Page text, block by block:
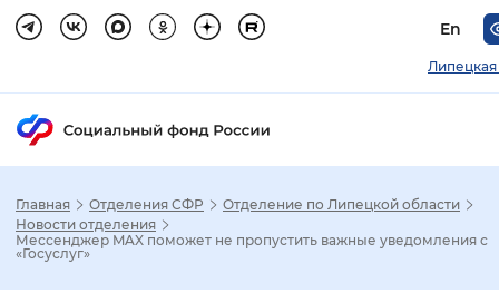
En
Липецкая
Главная Отделения СФР
Отделение по Липецкой области
Новости отделения
Мессенджер MAX поможет не пропустить важные уведомления с
«Госуслуг»